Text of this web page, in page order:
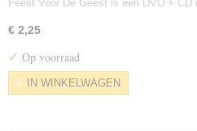
Feest Voor De Geest is een DVD + CD
€ 2,25
✓ Op voorraad
IN WINKELWAGEN